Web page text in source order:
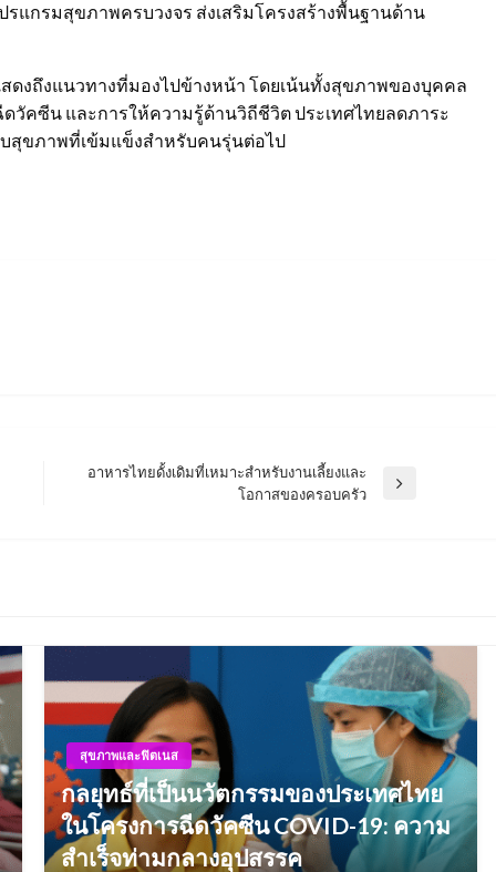
แกรมสุขภาพครบวงจร ส่งเสริมโครงสร้างพื้นฐานด้าน
ดงถึงแนวทางที่มองไปข้างหน้า โดยเน้นทั้งสุขภาพของบุคคล
วัคซีน และการให้ความรู้ด้านวิถีชีวิต ประเทศไทยลดภาระ
สุขภาพที่เข้มแข็งสำหรับคนรุ่นต่อไป
อาหารไทยดั้งเดิมที่เหมาะสำหรับงานเลี้ยงและ
โอกาสของครอบครัว
สุขภาพและฟิตเนส
กลยุทธ์ที่เป็นนวัตกรรมของประเทศไทย
ในโครงการฉีดวัคซีน COVID-19: ความ
สำเร็จท่ามกลางอุปสรรค